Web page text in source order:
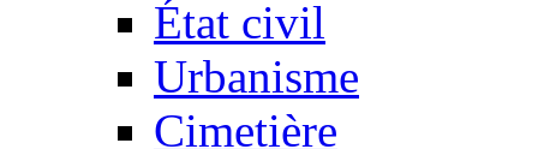
État civil
Urbanisme
Cimetière